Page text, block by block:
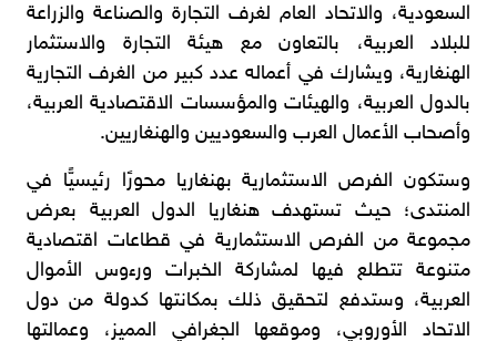
السعودية، والاتحاد العام لغرف التجارة والصناعة والزراعة
للبلاد العربية، بالتعاون مع هيئة التجارة والاستثمار
الهنغارية، ويشارك في أعماله عدد كبير من الغرف التجارية
بالدول العربية، والهيئات والمؤسسات الاقتصادية العربية،
وأصحاب الأعمال العرب والسعوديين والهنغاريين.
وستكون الفرص الاستثمارية بهنغاريا محورًا رئيسيًّا في
المنتدى؛ حيث تستهدف هنغاريا الدول العربية بعرض
مجموعة من الفرص الاستثمارية في قطاعات اقتصادية
متنوعة تتطلع فيها لمشاركة الخبرات ورءوس الأموال
العربية، وستدفع لتحقيق ذلك بمكانتها كدولة من دول
الاتحاد الأوروبي، وموقعها الجغرافي المميز، وعمالتها